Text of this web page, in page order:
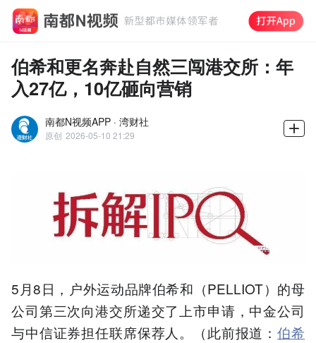
伯希和更名奔赴自然三闯港交所：年
入27亿，10亿砸向营销
南都N视频APP · 湾财社
原创 2026-05-10 21:29
5月8日，户外运动品牌伯希和（PELLIOT）的母
公司第三次向港交所递交了上市申请，中金公司
与中信证券担任联席保荐人。（此前报道：伯希